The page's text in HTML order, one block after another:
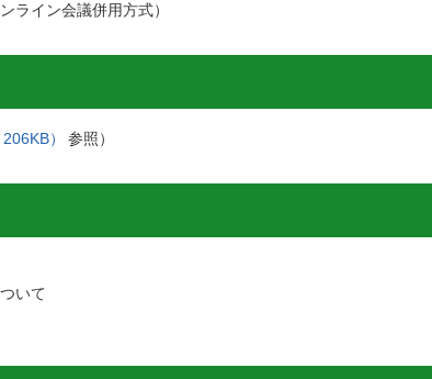
イン会議併用方式）
） 参照）
いて